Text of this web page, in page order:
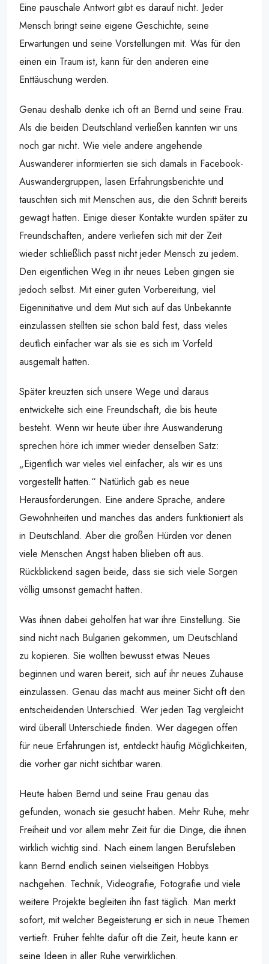
Eine pauschale Antwort gibt es darauf nicht. Jeder
Mensch bringt seine eigene Geschichte, seine
Erwartungen und seine Vorstellungen mit. Was für den
einen ein Traum ist, kann für den anderen eine
Enttäuschung werden.
Genau deshalb denke ich oft an Bernd und seine Frau.
Als die beiden Deutschland verließen kannten wir uns
noch gar nicht. Wie viele andere angehende
Auswanderer informierten sie sich damals in Facebook-
Auswandergruppen, lasen Erfahrungsberichte und
tauschten sich mit Menschen aus, die den Schritt bereits
gewagt hatten. Einige dieser Kontakte wurden später zu
Freundschaften, andere verliefen sich mit der Zeit
wieder schließlich passt nicht jeder Mensch zu jedem.
Den eigentlichen Weg in ihr neues Leben gingen sie
jedoch selbst. Mit einer guten Vorbereitung, viel
Eigeninitiative und dem Mut sich auf das Unbekannte
einzulassen stellten sie schon bald fest, dass vieles
deutlich einfacher war als sie es sich im Vorfeld
ausgemalt hatten.
Später kreuzten sich unsere Wege und daraus
entwickelte sich eine Freundschaft, die bis heute
besteht. Wenn wir heute über ihre Auswanderung
sprechen höre ich immer wieder denselben Satz:
„Eigentlich war vieles viel einfacher, als wir es uns
vorgestellt hatten.“ Natürlich gab es neue
Herausforderungen. Eine andere Sprache, andere
Gewohnheiten und manches das anders funktioniert als
in Deutschland. Aber die großen Hürden vor denen
viele Menschen Angst haben blieben oft aus.
Rückblickend sagen beide, dass sie sich viele Sorgen
völlig umsonst gemacht hatten.
Was ihnen dabei geholfen hat war ihre Einstellung. Sie
sind nicht nach Bulgarien gekommen, um Deutschland
zu kopieren. Sie wollten bewusst etwas Neues
beginnen und waren bereit, sich auf ihr neues Zuhause
einzulassen. Genau das macht aus meiner Sicht oft den
entscheidenden Unterschied. Wer jeden Tag vergleicht
wird überall Unterschiede finden. Wer dagegen offen
für neue Erfahrungen ist, entdeckt häufig Möglichkeiten,
die vorher gar nicht sichtbar waren.
Heute haben Bernd und seine Frau genau das
gefunden, wonach sie gesucht haben. Mehr Ruhe, mehr
Freiheit und vor allem mehr Zeit für die Dinge, die ihnen
wirklich wichtig sind. Nach einem langen Berufsleben
kann Bernd endlich seinen vielseitigen Hobbys
nachgehen. Technik, Videografie, Fotografie und viele
weitere Projekte begleiten ihn fast täglich. Man merkt
sofort, mit welcher Begeisterung er sich in neue Themen
vertieft. Früher fehlte dafür oft die Zeit, heute kann er
seine Ideen in aller Ruhe verwirklichen.